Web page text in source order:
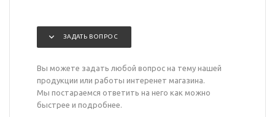
ЗАДАТЬ ВОПРОС
Вы можете задать любой вопрос на тему нашей
продукции или работы интеренет магазина.
Мы постараемся ответить на него как можно
быстрее и подробнее.